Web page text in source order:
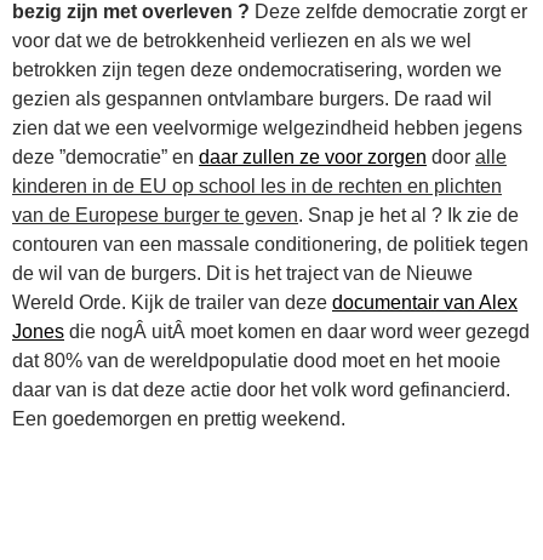
bezig zijn met overleven ? Deze zelfde democratie zorgt er
voor dat we de betrokkenheid verliezen en als we wel
betrokken zijn tegen deze ondemocratisering, worden we
gezien als gespannen ontvlambare burgers. De raad wil
zien dat we een veelvormige welgezindheid hebben jegens
deze ”democratie” en daar zullen ze voor zorgen door alle
kinderen in de EU op school les in de rechten en plichten
van de Europese burger te geven. Snap je het al ? Ik zie de
contouren van een massale conditionering, de politiek tegen
de wil van de burgers. Dit is het traject van de Nieuwe
Wereld Orde. Kijk de trailer van deze documentair van Alex
Jones die nogÂ uitÂ moet komen en daar word weer gezegd
dat 80% van de wereldpopulatie dood moet en het mooie
daar van is dat deze actie door het volk word gefinancierd.
Een goedemorgen en prettig weekend.